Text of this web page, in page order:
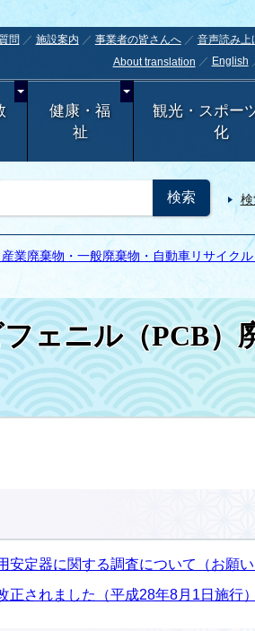
問 施設案内 事業者の皆さんへ
音声読み上
About translation
English
健康・福
祉
観光・スポー
化
業廃棄物・一般廃棄物・自動車リサイク
ェニル（PCB）
安定器に関する調査について（お願
正されました（平成28年8月1日施行